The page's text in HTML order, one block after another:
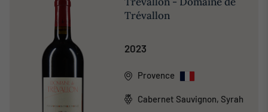
Trévallon
2023
Provence
Cabernet Sauvignon, Syrah